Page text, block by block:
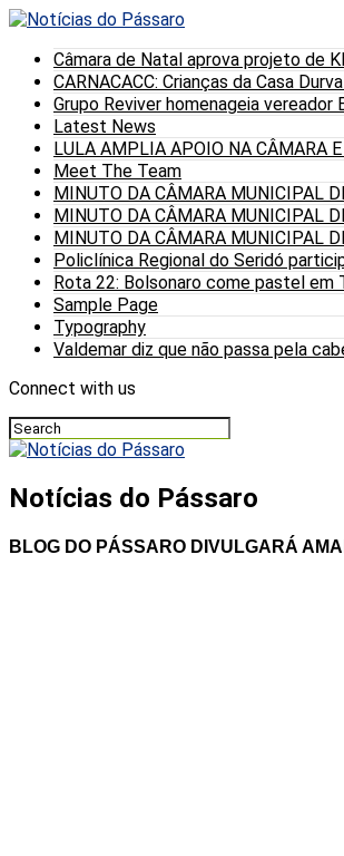
Câmara de Natal aprova projeto de
CARNACACC: Crianças da Casa
Grupo Reviver homenageia
Latest News
LULA AMPLIA APOIO NA CÂMARA
Meet The Team
MINUTO DA CÂMARA MUNICIPAL
MINUTO DA CÂMARA MUNICIPAL
MINUTO DA CÂMARA MUNICIPAL
Policlínica Regional do Seridó
Rota 22: Bolsonaro come pastel em
Sample Page
Typography
Valdemar diz que não passa pela
Connect with us
Notícias do Pássaro
BLOG DO PÁSSARO DIVULGARÁ